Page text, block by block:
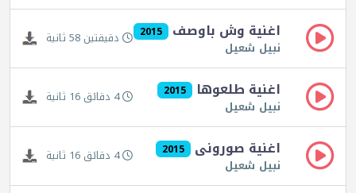
اغنية وش باوصف 2015
نبيل شعيل دقيقتين 58 ثانية
اغنية طلعوها 2015
نبيل شعيل 4 دقائق 16 ثانية
اغنية صورونى 2015
نبيل شعيل 4 دقائق 16 ثانية